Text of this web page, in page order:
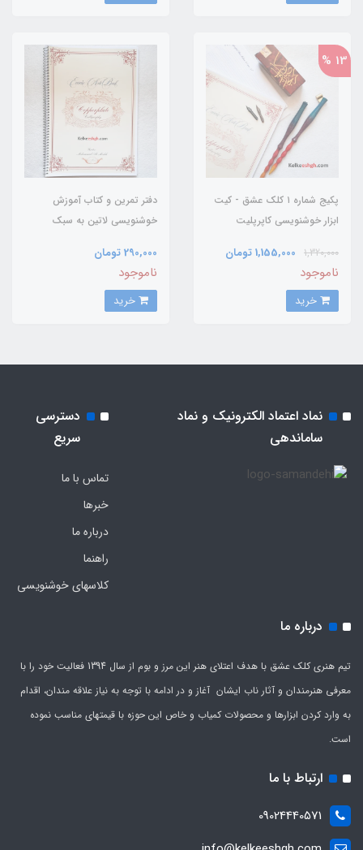
13 %
پکیج شماره ۱ کلک عشق - کیت
ابزار خوشنویسی کاپرپلیت
1,320,000 1,155,000 تومان
ناموجود
دفتر تمرین و کتاب آموزش
خوشنویسی لاتین به سبک
290,000 تومان
ناموجود
نماد اعتماد الکترونیک و نماد
ساماندهی
دسترسی
سریع
تماس با ما
خبرها
درباره ما
راهنما
کلاسهای خوشنویسی
درباره ما
تیم هنری کلک عشق با هدف اعتلای هنر این مرز و بوم از سال 1394 فعالیت خود را با
معرفی هنرمندان و آثار ناب ایشان آغاز و در ادامه با توجه به نیاز علاقه مندان، اقدام
به وارد کردن ابزارها و محصولات کمیاب و خاص این حوزه با قیمتهای مناسب نموده
است.
ارتباط با ما
09024440571